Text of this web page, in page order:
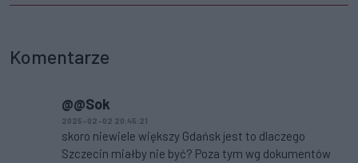
Komentarze
@@Sok
2025-02-02 20:45:21
skoro niewiele większy Gdańsk jest to dlaczego
Szczecin miałby nie być? Poza tym wg dokumentów